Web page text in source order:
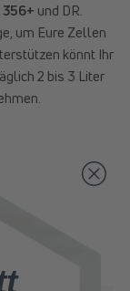
und DR.
um Eure Zellen
könnt Ihr
2 bis 3 Liter